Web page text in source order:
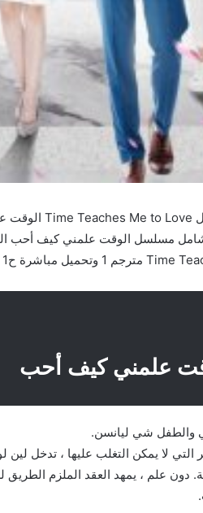
علمني كيف أحب
والطفل شي ليانسن.
التي لا يمكن التغلب عليها ، تدخل
دون علم ، يمهد العقد الملزم الطريق